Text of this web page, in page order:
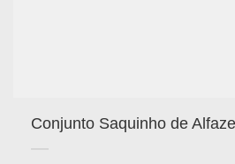
Conjunto Saquinho de